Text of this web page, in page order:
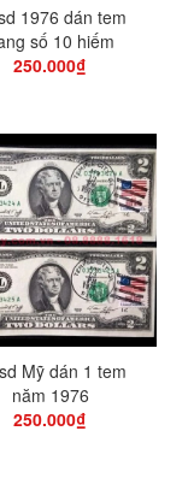
1976 dán tem
số 10 hiếm
250.000₫
Mỹ dán 1 tem
năm 1976
250.000₫